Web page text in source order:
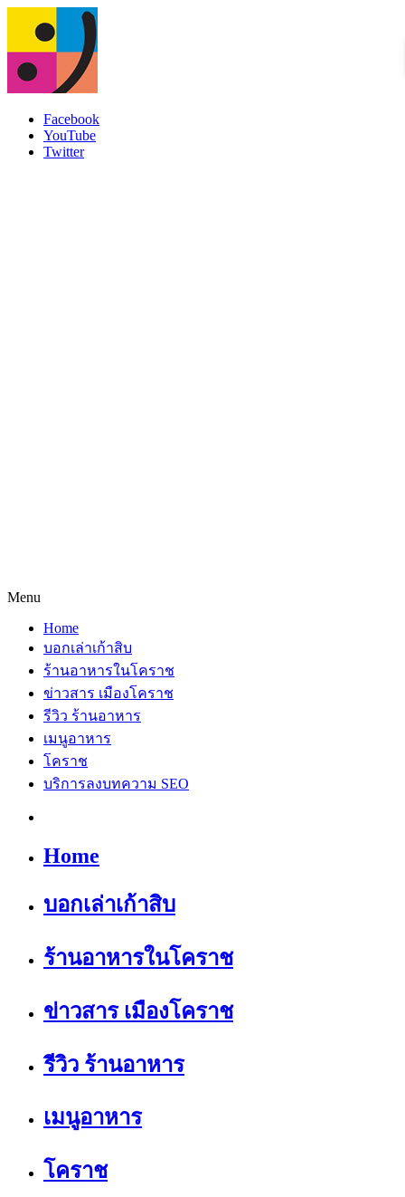
Facebook
YouTube
Twitter
Menu
Home
บอกเล่าเก้าสิบ
ร้านอาหารในโคราช
ข่าวสาร เมืองโคราช
รีวิว ร้านอาหาร
เมนูอาหาร
โคราช
บริการลงบทความ SEO
Home
บอกเล่าเก้าสิบ
ร้านอาหารในโคราช
ข่าวสาร เมืองโคราช
รีวิว ร้านอาหาร
เมนูอาหาร
โคราช